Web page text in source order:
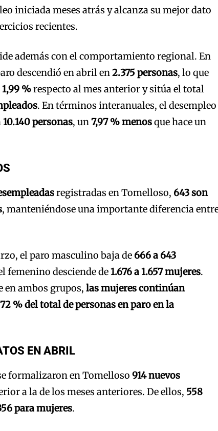
iniciada meses atrás y alcanza su mejor dato
recientes.
además con el comportamiento regional. En
descendió en abril en2.375 personas, lo que
1,99 %respecto al mes anterior y sitúa el total
. En términos interanuales, el desempleo
10.140 personas, un7,97 % menosque hace un
registradas en Tomelloso, 643 son
, manteniéndose una importante diferencia
el paro masculino baja de 666 a 643
femenino desciende de1.676 a 1.657 mujeres.
en ambos grupos, las mujeres continúan
% del total de personas en paro en la
EN ABRIL
formalizaron en Tomelloso 914 nuevos
a la de los meses anteriores. De ellos, 558
para mujeres.